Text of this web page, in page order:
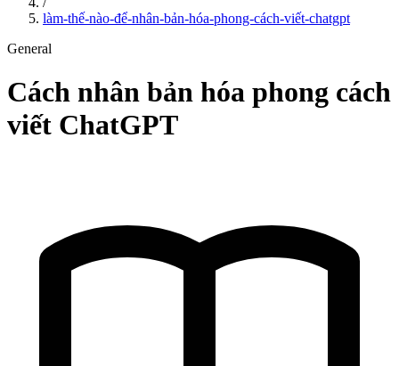
làm-thế-nào-để-nhân-bản-hóa-phong-cách-viết-chatgpt
General
Cách nhân bản hóa phong cách
viết ChatGPT